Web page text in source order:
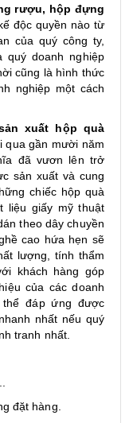
rượu, hộp đựng
độc quyền nào từ
của quý công ty,
quý doanh nghiệp
cũng là hình thức
nghiệp một cách
xuất hộp quà
qua gần mười năm
đã vươn lên trở
sản xuất và cung
chiếc hộp quà
liệu giấy mỹ thuật
theo dây chuyền
cao hứa hẹn sẽ
lượng, tính thẩm
khách hàng góp
của các doanh
đáp ứng được
nhất nếu quý
tranh nhất.
đặt hàng.